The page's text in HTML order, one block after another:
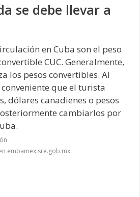
se debe llevar a
en Cuba son el peso
CUC. Generalmente,
los pesos convertibles. Al
que el turista
dólares canadienes o pesos
cambiarlos por
embamex.sre.gob.mx